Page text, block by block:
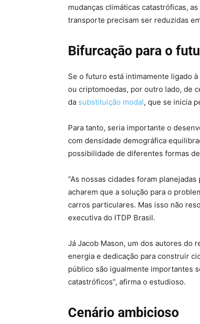
mudanças climáticas catastróficas,
transporte precisam ser reduzidas
Bifurcação para o
Se o futuro está intimamente ligado
ou criptomoedas, por outro lado, de
da substituição modal, que se inicia
Para tanto, seria importante o
com densidade demográfica
possibilidade de diferentes formas
“As nossas cidades foram
acharem que a solução para o
carros particulares. Mas isso não
executiva do ITDP Brasil.
Já Jacob Mason, um dos autores do
energia e dedicação para construir
público são igualmente importantes
catastróficos”, afirma o estudioso.
Cenário ambicioso